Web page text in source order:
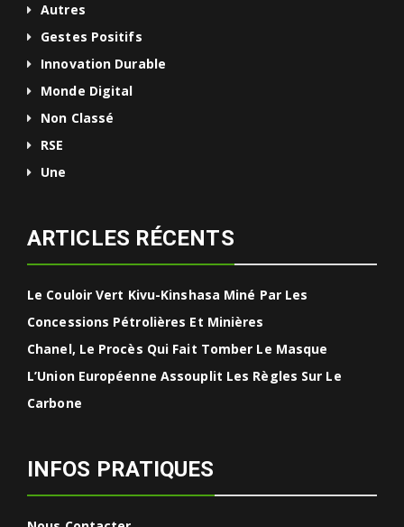
Autres
Gestes Positifs
Innovation Durable
Monde Digital
Non Classé
RSE
Une
ARTICLES RÉCENTS
Le Couloir Vert Kivu-Kinshasa Miné Par Les
Concessions Pétrolières Et Minières
Chanel, Le Procès Qui Fait Tomber Le Masque
L’Union Européenne Assouplit Les Règles Sur Le
Carbone
INFOS PRATIQUES